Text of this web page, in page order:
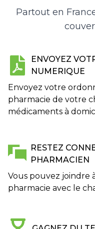
Partout en
ENVOYEZ
NUMERIQUE
Envoyez votre
pharmacie de votre
médicaments à
RESTEZ
PHARMACIEN
Vous pouvez
pharmacie avec le